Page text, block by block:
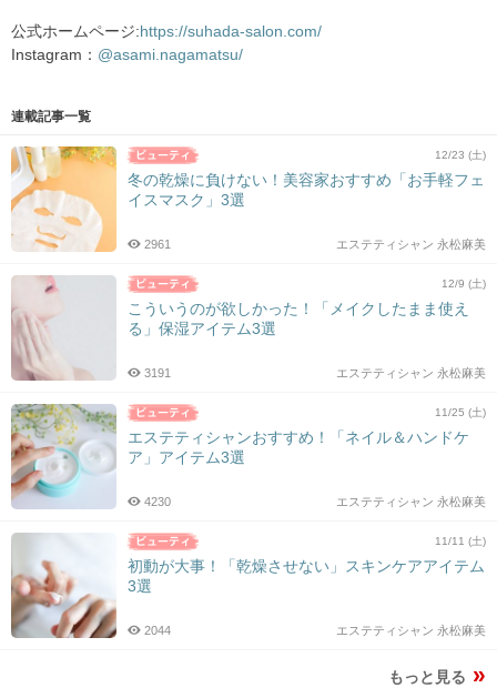
公式ホームページ: https://suhada-salon.com/
Instagram： @asami.nagamatsu/
連載記事一覧
12/23 (土)
冬の乾燥に負けない！美容家おすすめ「お手軽フェ
イスマスク」3選
エステティシャン 永松麻美
2961
12/9 (土)
こういうのが欲しかった！「メイクしたまま使え
る」保湿アイテム3選
エステティシャン 永松麻美
3191
11/25 (土)
エステティシャンおすすめ！「ネイル＆ハンドケ
ア」アイテム3選
エステティシャン 永松麻美
4230
11/11 (土)
初動が大事！「乾燥させない」スキンケアアイテム
3選
エステティシャン 永松麻美
2044
もっと見る